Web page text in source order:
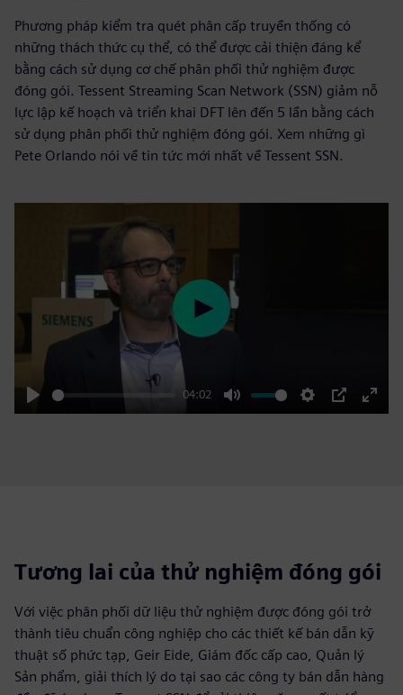
Phương pháp kiểm tra quét phân cấp truyền thống có
những thách thức cụ thể, có thể được cải thiện đáng kể
bằng cách sử dụng cơ chế phân phối thử nghiệm được
đóng gói. Tessent Streaming Scan Network (SSN) giảm nỗ
lực lập kế hoạch và triển khai DFT lên đến 5 lần bằng cách
sử dụng phân phối thử nghiệm đóng gói. Xem những gì
Pete Orlando nói về tin tức mới nhất về Tessent SSN.
Play
04:02
Mute Settings
PIP
Enter
Play
Tương lai của thử nghiệm đóng gói
Với việc phân phối dữ liệu thử nghiệm được đóng gói trở
thành tiêu chuẩn công nghiệp cho các thiết kế bán dẫn kỹ
thuật số phức tạp, Geir Eide, Giám đốc cấp cao, Quản lý
Sản phẩm, giải thích lý do tại sao các công ty bán dẫn hàng